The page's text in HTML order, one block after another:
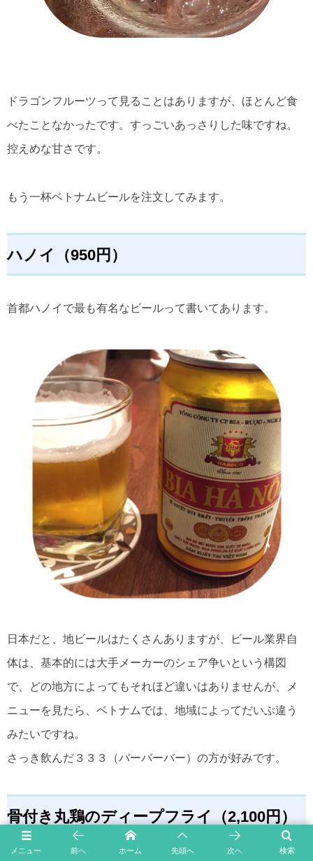
ドラゴンフルーツって見ることはありますが、ほとんど食
べたことなかったです。すっごいあっさりした味ですね。
控えめな甘さです。
もう一杯ベトナムビールを注文してみます。
ハノイ（950円）
首都ハノイで最も有名なビールって書いてあります。
日本だと、地ビールはたくさんありますが、ビール業界自
体は、基本的には大手メーカーのシェア争いという構図
で、どの地方によってもそれほど違いはありませんが、メ
ニューを見たら、ベトナムでは、地域によってだいぶ違う
みたいですね。
さっき飲んだ３３３（バーバーバー）の方が好みです。
骨付き丸鶏のディープフライ（2,100円）
メニュー 検索
前へ ホーム 先頭へ 次へ